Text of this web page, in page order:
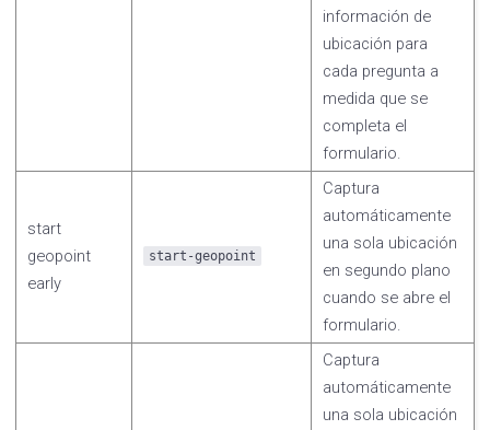
información de
ubicación para
cada pregunta a
medida que se
completa el
formulario.
start
geopoint
early
start-geopoint
Captura
automáticamente
una sola ubicación
en segundo plano
cuando se abre el
formulario.
Captura
automáticamente
una sola ubicación